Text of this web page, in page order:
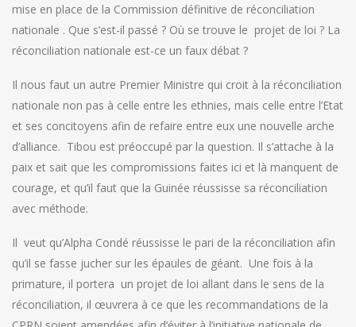
mise en place de la Commission définitive de réconciliation
nationale . Que s’est-il passé ? Où se trouve le projet de loi ? La
réconciliation nationale est-ce un faux débat ?
Il nous faut un autre Premier Ministre qui croit à la réconciliation
nationale non pas à celle entre les ethnies, mais celle entre l’Etat
et ses concitoyens afin de refaire entre eux une nouvelle arche
d’alliance. Tibou est préoccupé par la question. Il s’attache à la
paix et sait que les compromissions faites ici et là manquent de
courage, et qu’il faut que la Guinée réussisse sa réconciliation
avec méthode.
Il veut qu’Alpha Condé réussisse le pari de la réconciliation afin
qu’il se fasse jucher sur les épaules de géant. Une fois à la
primature, il portera un projet de loi allant dans le sens de la
réconciliation, il œuvrera à ce que les recommandations de la